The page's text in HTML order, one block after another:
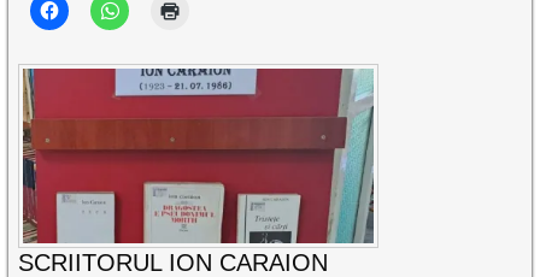
SCRIITORUL ION CARAION